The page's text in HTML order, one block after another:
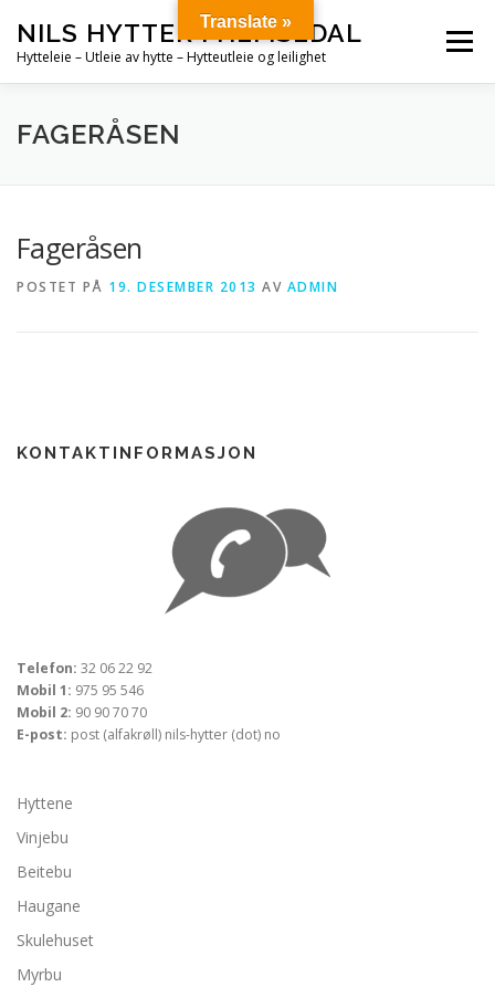
innhold
NILS HYTTER I HEMSEDAL
Hytteleie – Utleie av hytte – Hytteutleie og leilighet
Meny
HJEM HYTTER
FAGERÅSEN
Fageråsen
POSTET PÅ 19. DESEMBER 2013 AV ADMIN
KONTAKTINFORMASJON
Telefon: 32 06 22 92
Mobil 1: 975 95 546
Mobil 2: 90 90 70 70
E-post: post (alfakrøll) nils-hytter (dot) no
Hyttene
Vinjebu
Beitebu
Haugane
Skulehuset
Myrbu
Translate »